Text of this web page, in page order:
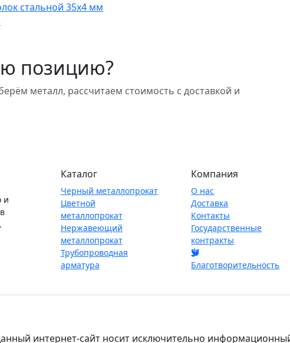
стальной 35х4 мм
позицию?
металл, рассчитаем стоимость с доставкой и
и
Каталог
Черный металлопрокат
Цветной
металлопрокат
Нержавеющий
металлопрокат
Трубопроводная
арматура
Компания
О нас
Доставка
Контакты
Государственные
контракты
Благотворительность
интернет-сайт носит исключительно